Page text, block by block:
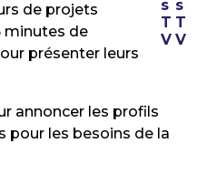
de projets
minutes de
présenter leurs
annoncer les profils
pour les besoins de la